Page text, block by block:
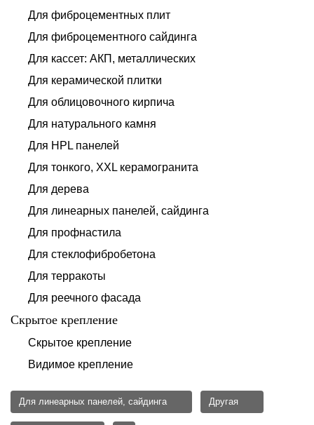
Для фиброцементных плит
Для фиброцементного сайдинга
Для кассет: АКП, металлических
Для керамической плитки
Для облицовочного кирпича
Для натурального камня
Для HPL панелей
Для тонкого, XXL керамогранита
Для дерева
Для линеарных панелей, сайдинга
Для профнастила
Для стеклофибробетона
Для терракоты
Для реечного фасада
Скрытое крепление
Скрытое крепление
Видимое крепление
Для линеарных панелей, сайдинга Другая